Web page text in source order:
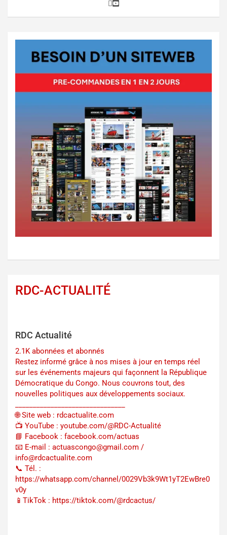
RDC-ACTUALITÉ
RDC Actualité
2.1K abonnées et abonnés
Restez informé grâce à nos mises à jour en temps réel
sur les événements majeurs qui façonnent la République
Démocratique du Congo. Nous couvrons tout, des
nouvelles politiques aux développements sociaux.
🌐 Site web : rdcactualite.com
📺 YouTube : youtube.com/@RDC-Actualité
📘 Facebook : facebook.com/actuas
📧 E-mail : actuascongo@gmail.com /
info@rdcactualite.com
📞 Tél. : ‪‪‪‪‪‪‪‪‪‪‪‪‪‪‪‪‪‪‪‪‪‪‪‪‪‪‪‪‪‪‪‪
https://whatsapp.com/channel/0029Vb3k9Wt1yT2EwBre0
v0y
📱TikTok : https://tiktok.com/@rdcactus/